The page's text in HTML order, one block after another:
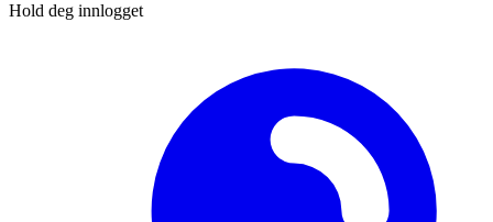
Hold deg innlogget